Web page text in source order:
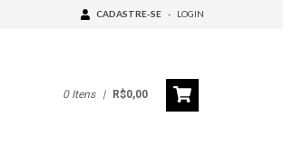
CADASTRE-SE - LOGIN
0 Itens | R$0,00